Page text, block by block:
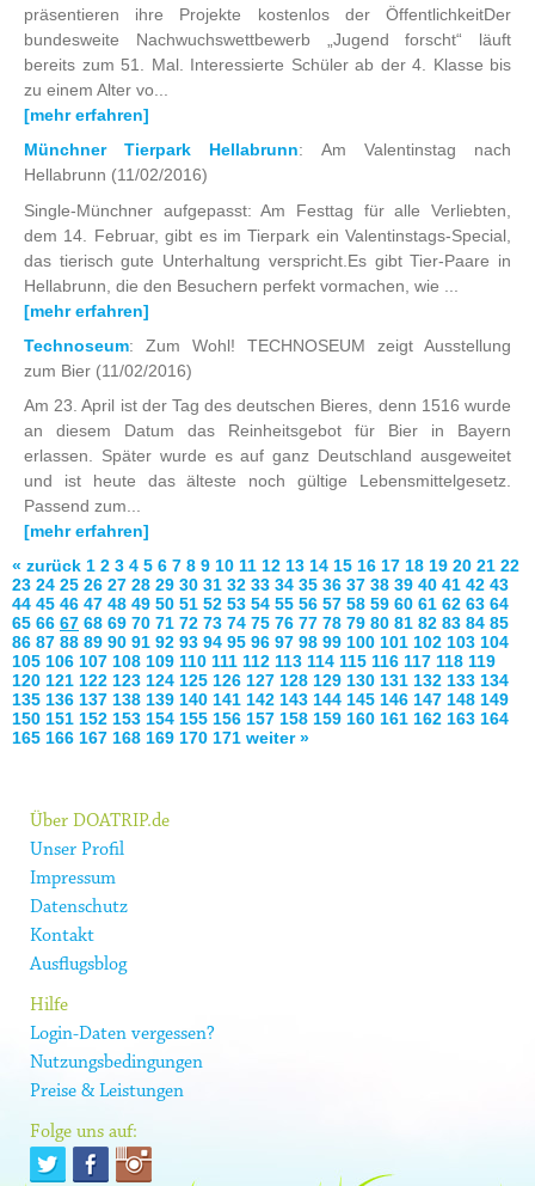
präsentieren ihre Projekte kostenlos der ÖffentlichkeitDer
bundesweite Nachwuchswettbewerb „Jugend forscht“ läuft
bereits zum 51. Mal. Interessierte Schüler ab der 4. Klasse bis
zu einem Alter vo...
[mehr erfahren]
Münchner Tierpark Hellabrunn: Am Valentinstag nach
Hellabrunn (11/02/2016)
Single-Münchner aufgepasst: Am Festtag für alle Verliebten,
dem 14. Februar, gibt es im Tierpark ein Valentinstags-Special,
das tierisch gute Unterhaltung verspricht.Es gibt Tier-Paare in
Hellabrunn, die den Besuchern perfekt vormachen, wie ...
[mehr erfahren]
Technoseum: Zum Wohl! TECHNOSEUM zeigt Ausstellung
zum Bier (11/02/2016)
Am 23. April ist der Tag des deutschen Bieres, denn 1516 wurde
an diesem Datum das Reinheitsgebot für Bier in Bayern
erlassen. Später wurde es auf ganz Deutschland ausgeweitet
und ist heute das älteste noch gültige Lebensmittelgesetz.
Passend zum...
[mehr erfahren]
« zurück 1 2 3 4 5 6 7 8 9 10 11 12 13 14 15 16 17 18 19 20 21 22
23 24 25 26 27 28 29 30 31 32 33 34 35 36 37 38 39 40 41 42 43
44 45 46 47 48 49 50 51 52 53 54 55 56 57 58 59 60 61 62 63 64
65 66 67 68 69 70 71 72 73 74 75 76 77 78 79 80 81 82 83 84 85
86 87 88 89 90 91 92 93 94 95 96 97 98 99 100 101 102 103 104
105 106 107 108 109 110 111 112 113 114 115 116 117 118 119
120 121 122 123 124 125 126 127 128 129 130 131 132 133 134
135 136 137 138 139 140 141 142 143 144 145 146 147 148 149
150 151 152 153 154 155 156 157 158 159 160 161 162 163 164
165 166 167 168 169 170 171 weiter »
Über DOATRIP.de
Unser Profil
Impressum
Datenschutz
Kontakt
Ausflugsblog
Hilfe
Login-Daten vergessen?
Nutzungsbedingungen
Preise & Leistungen
Folge uns auf: